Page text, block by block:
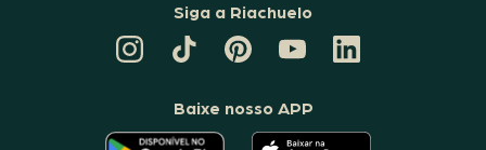
Siga a Riachuelo
TIKTOK
DA
PINTEREST
DA
CANAL
DA
RIACHUELO
LINKEDIN
DA
Baixe nosso APP
O O